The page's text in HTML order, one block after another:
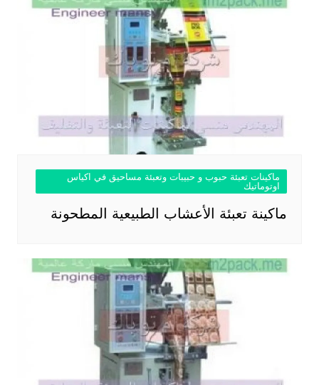
ماكينات تعبئة حبوب و حبيبات وتعبئة مساحيق في اكياس
اوتوماتيك
ماكينة تعبئة الأعشاب الطبيعية المطحونة